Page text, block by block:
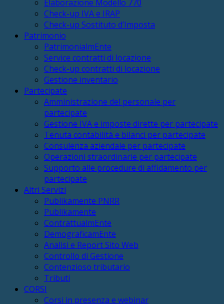
Elaborazione Modello 770
Check-up IVA e IRAP
Check-up Sostituto d’Imposta
Patrimonio
PatrimonialmEnte
Service contratti di locazione
Check-up contratti di locazione
Gestione inventario
Partecipate
Amministrazione del personale per
partecipate
Gestione IVA e imposte dirette per partecipate
Tenuta contabilità e bilanci per partecipate
Consulenza aziendale per partecipate
Operazioni straordinarie per partecipate
Supporto alle procedure di affidamento per
partecipate
Altri Servizi
Publikamente PNRR
Publikamente
ContrattualmEnte
DemograficamEnte
Analisi e Report Sito Web
Controllo di Gestione
Contenzioso tributario
Tributi
CORSI
Corsi in presenza e webinar